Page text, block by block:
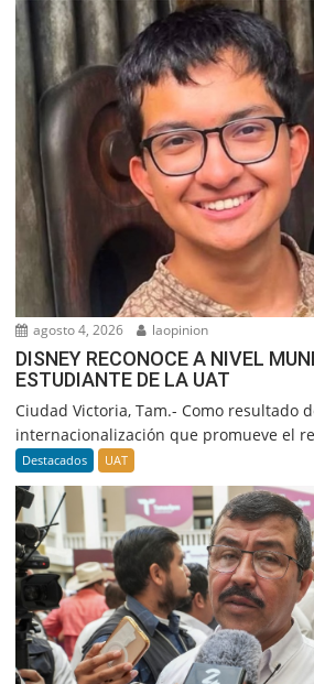
agosto 4, 2026 laopinion
DISNEY RECONOCE A NIVEL
ESTUDIANTE DE LA UAT
Ciudad Victoria, Tam.- Como resultado
internacionalización que promueve el
Destacados UAT